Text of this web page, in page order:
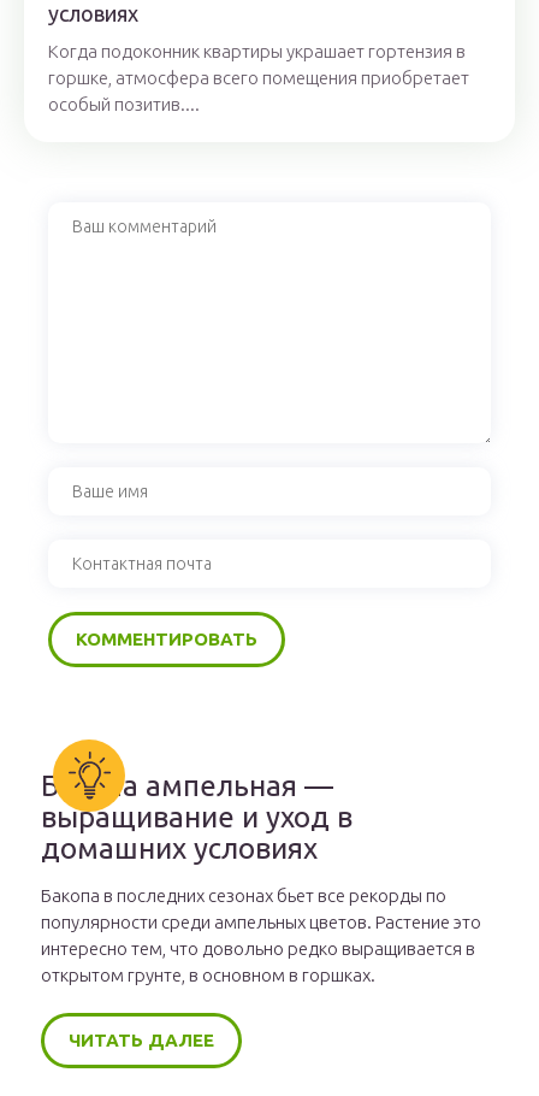
условиях
Когда подоконник квартиры украшает гортензия в
горшке, атмосфера всего помещения приобретает
особый позитив....
Бакопа ампельная —
выращивание и уход в
домашних условиях
Бакопа в последних сезонах бьет все рекорды по
популярности среди ампельных цветов. Растение это
интересно тем, что довольно редко выращивается в
открытом грунте, в основном в горшках.
ЧИТАТЬ ДАЛЕЕ